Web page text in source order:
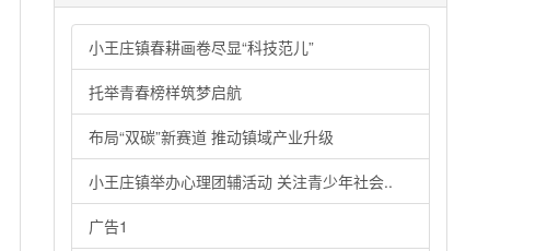
小王庄镇春耕画卷尽显“科技范儿”
托举青春榜样筑梦启航
布局“双碳”新赛道 推动镇域产业升级
小王庄镇举办心理团辅活动 关注青少年社会..
广告1